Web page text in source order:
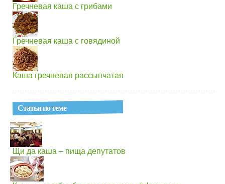
Гречневая каша с грибами
Гречневая каша с говядиной
Каша гречневая рассыпчатая
Статьи по теме
Щи да каша – пища депутатов